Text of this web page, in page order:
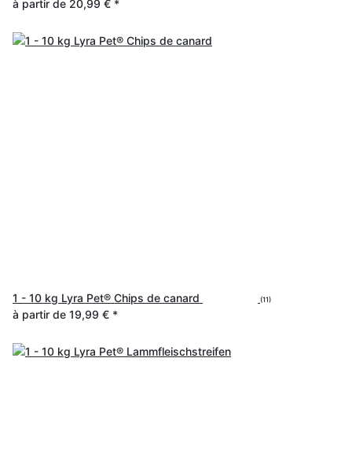
à partir de 20,99 € *
1 - 10 kg Lyra Pet® Chips de canard (11)
à partir de 19,99 € *